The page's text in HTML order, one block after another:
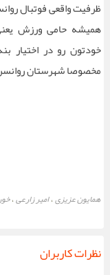
ظرفیت واقعی فوتبال
همیشه حامی ورزش
خودتون رو در اختیار
مخصوصا شهرستان
همایون عزیزی،امیر زارعی،
نظرات کاربران